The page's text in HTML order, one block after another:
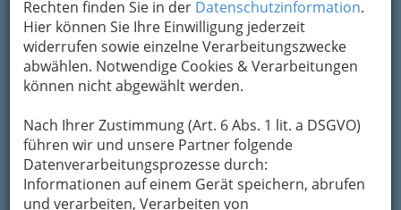
Rechten finden Sie in der Datenschutzinformation.
Hier können Sie Ihre Einwilligung jederzeit
widerrufen sowie einzelne Verarbeitungszwecke
abwählen. Notwendige Cookies & Verarbeitungen
können nicht abgewählt werden.
Nach Ihrer Zustimmung (Art. 6 Abs. 1 lit. a DSGVO)
führen wir und unsere Partner folgende
Datenverarbeitungsprozesse durch:
Informationen auf einem Gerät speichern, abrufen
und verarbeiten, Verarbeiten von